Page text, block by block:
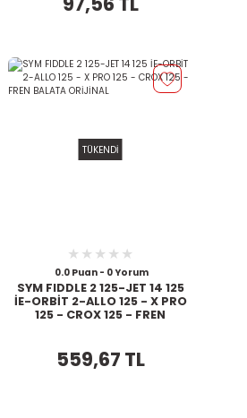
TÜKENDİ
0.0 Puan - 0 Yorum
SYM FIDDLE 2 125-JET 14 125
İE-ORBİT 2-ALLO 125 - X PRO
125 - CROX 125 - FREN
559,67 TL